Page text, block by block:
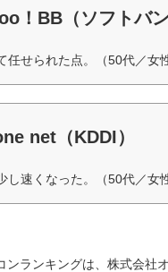
！BB（ソフトバン
任せられた点。（50代／女性
net（KDDI）
し速くなった。（50代／女性
ンランキングは、株式会社